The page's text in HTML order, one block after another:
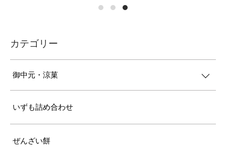
カテゴリー
御中元・涼菓
いずも詰め合わせ
ぜんざい餅